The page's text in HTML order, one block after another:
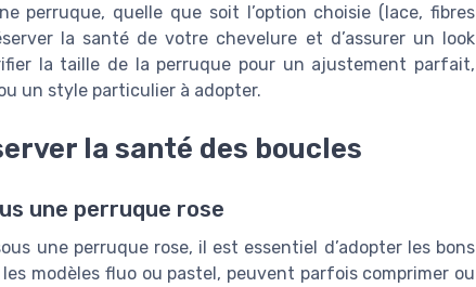
perruque, quelle que soit l’option choisie (lace, fibres
la santé de votre chevelure et d’assurer un look
la taille de la perruque pour un ajustement parfait,
un style particulier à adopter.
la santé des boucles
une perruque rose
une perruque rose, il est essentiel d’adopter les bons
modèles fluo ou pastel, peuvent parfois comprimer ou